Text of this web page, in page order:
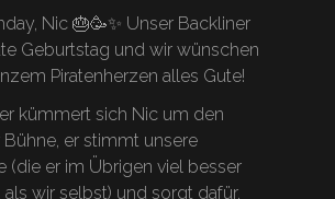
Nic 🎂🥳✨ Unser Backliner
Geburtstag und wir wünschen
Piratenherzen alles Gute!
kümmert sich Nic um den
er stimmt unsere
(die er im Übrigen viel besser
als wir selbst) und sorgt dafür,